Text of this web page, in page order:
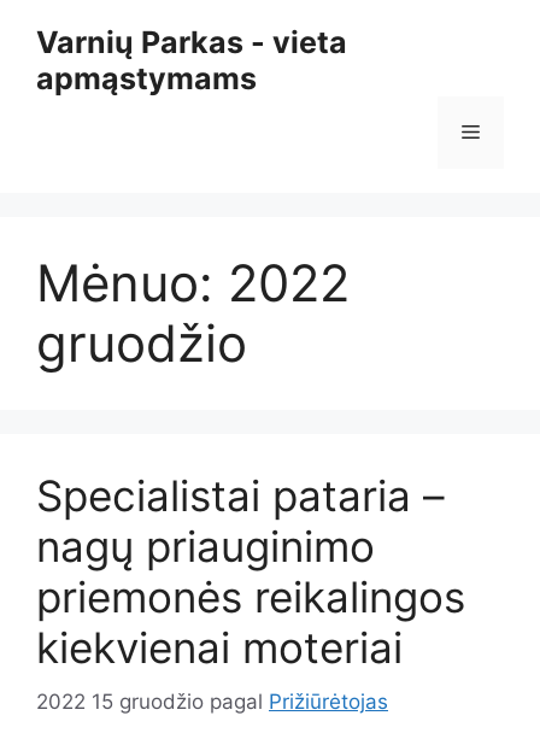
turinio
Varnių Parkas - vieta
apmąstymams
Meniu
Mėnuo: 2022
gruodžio
Specialistai pataria –
nagų priauginimo
priemonės reikalingos
kiekvienai moteriai
2022 15 gruodžio pagal Prižiūrėtojas